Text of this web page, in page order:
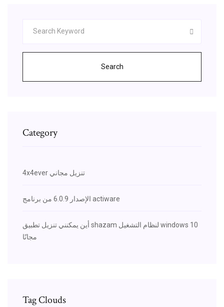
Search
Category
4x4ever تنزيل مجاني
الإصدار 6.0.9 من برنامج actiware
أين يمكنني تنزيل تطبيق shazam لنظام التشغيل windows 10
مجانًا
Tag Clouds